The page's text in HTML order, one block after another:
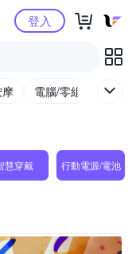
中心登入
電腦/零組件/週邊/
慧穿戴 行動電源/電池